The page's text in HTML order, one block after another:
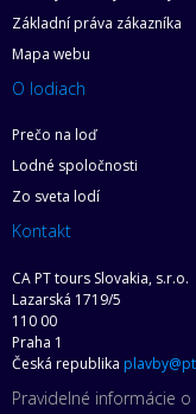
Základní práva zákazníka
Mapa webu
O lodiach
Prečo na loď
Lodné spoločnosti
Zo sveta lodí
Kontakt
CA PT tours Slovakia, s.r.o.
Lazarská 1719/5
110 00
Praha 1
Česká republika
Pravidelné informácie